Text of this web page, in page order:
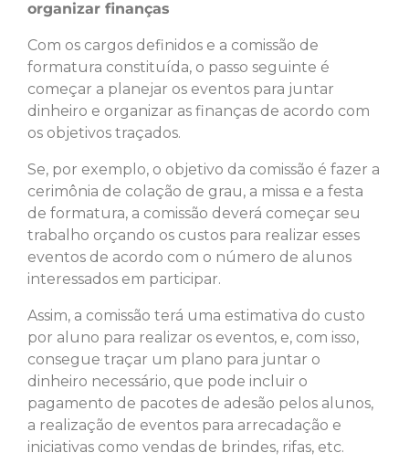
organizar finanças
Com os cargos definidos e a comissão de
formatura constituída, o passo seguinte é
começar a planejar os eventos para juntar
dinheiro e organizar as finanças de acordo com
os objetivos traçados.
Se, por exemplo, o objetivo da comissão é fazer a
cerimônia de colação de grau, a missa e a festa
de formatura, a comissão deverá começar seu
trabalho orçando os custos para realizar esses
eventos de acordo com o número de alunos
interessados em participar.
Assim, a comissão terá uma estimativa do custo
por aluno para realizar os eventos, e, com isso,
consegue traçar um plano para juntar o
dinheiro necessário, que pode incluir o
pagamento de pacotes de adesão pelos alunos,
a realização de eventos para arrecadação e
iniciativas como vendas de brindes, rifas, etc.